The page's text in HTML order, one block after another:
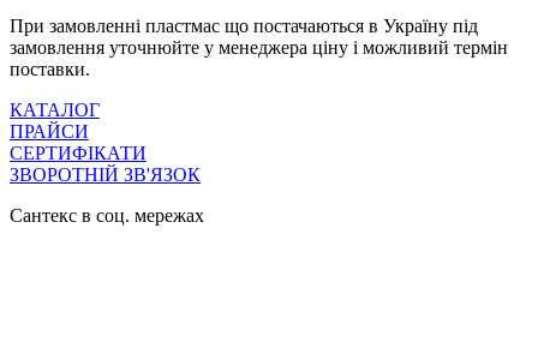
При замовленні пластмас що постачаються в Україну під
замовлення уточнюйте у менеджера ціну і можливий термін
поставки.
КАТАЛОГ
ПРАЙСИ
СЕРТИФІКАТИ
ЗВОРОТНІЙ ЗВ'ЯЗОК
Сантекс в соц. мережах